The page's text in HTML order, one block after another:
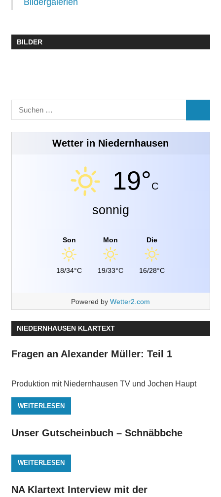
Bildergalerien
BILDER
Suchen
nach:
Wetter in Niedernhausen
19°C
sonnig
Son
18/34°C
Mon
19/33°C
Die
16/28°C
Powered by Wetter2.com
NIEDERNHAUSEN KLARTEXT
Fragen an Alexander Müller: Teil 1
Produktion mit Niedernhausen TV und Jochen Haupt
WEITERLESEN
Unser Gutscheinbuch – Schnäbbche
WEITERLESEN
NA Klartext Interview mit der